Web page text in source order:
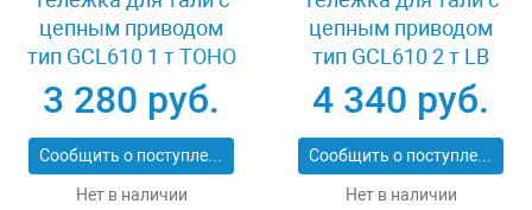
цепным приводом
тип GCL610 1 т TOHO
XK37702
3 280 руб.
Сообщить о поступлении
Нет в наличии
цепным приводом
тип GCL610 2 т LB
XK08572
4 340 руб.
Сообщить о поступлении
Нет в наличии